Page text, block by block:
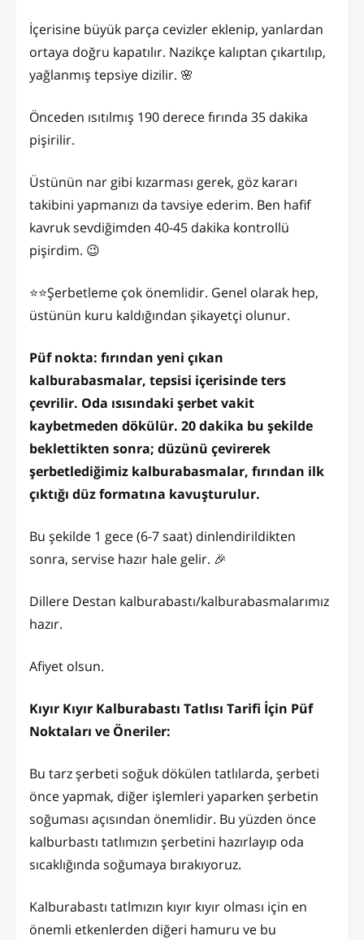
İçerisine büyük parça cevizler eklenip, yanlardan
ortaya doğru kapatılır. Nazikçe kalıptan çıkartılıp,
yağlanmış tepsiye dizilir. 🌸
Önceden ısıtılmış 190 derece fırında 35 dakika
pişirilir.
Üstünün nar gibi kızarması gerek, göz kararı
takibini yapmanızı da tavsiye ederim. Ben hafif
kavruk sevdiğimden 40-45 dakika kontrollü
pişirdim. 😉
⭐️⭐️Şerbetleme çok önemlidir. Genel olarak hep,
üstünün kuru kaldığından şikayetçi olunur.
Püf nokta: fırından yeni çıkan
kalburabasmalar, tepsisi içerisinde ters
çevrilir. Oda ısısındaki şerbet vakit
kaybetmeden dökülür. 20 dakika bu şekilde
beklettikten sonra; düzünü çevirerek
şerbetlediğimiz kalburabasmalar, fırından ilk
çıktığı düz formatına kavuşturulur.
Bu şekilde 1 gece (6-7 saat) dinlendirildikten
sonra, servise hazır hale gelir. 🎉
Dillere Destan kalburabastı/kalburabasmalarımız
hazır.
Afiyet olsun.
Kıyır Kıyır Kalburabastı Tatlısı Tarifi İçin Püf
Noktaları ve Öneriler:
Bu tarz şerbeti soğuk dökülen tatlılarda, şerbeti
önce yapmak, diğer işlemleri yaparken şerbetin
soğuması açısından önemlidir. Bu yüzden önce
kalburbastı tatlımızın şerbetini hazırlayıp oda
sıcaklığında soğumaya bırakıyoruz.
Kalburabastı tatlmızın kıyır kıyır olması için en
önemli etkenlerden diğeri hamuru ve bu